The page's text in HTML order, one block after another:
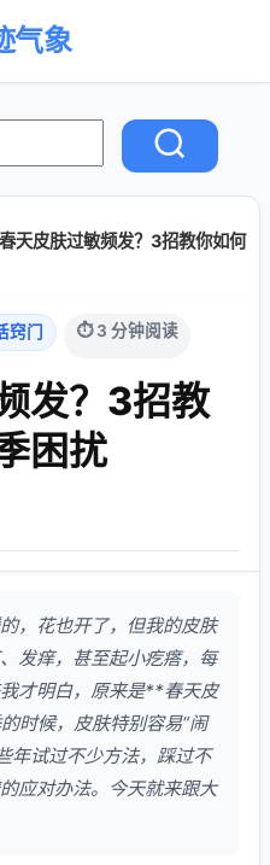
气象
春天皮肤过敏频发？3招教你如何
窍门 ⏱ 3 分钟阅读
发？3招教
困扰
，花也开了，但我的皮肤
发痒，甚至起小疙瘩，每
才明白，原来是**春天皮
时候，皮肤特别容易“闹
年试过不少方法，踩过不
应对办法。今天就来跟大